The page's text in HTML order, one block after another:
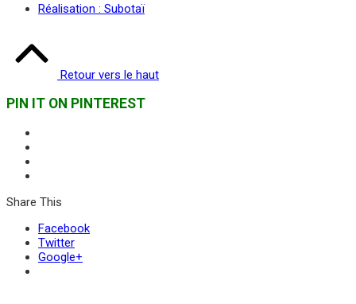
Réalisation : Subotaï
Retour vers le haut
PIN IT ON PINTEREST
Share This
Facebook
Twitter
Google+